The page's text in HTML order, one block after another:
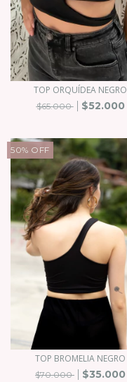
TOP ORQUÍDEA NEGRO
$65.000 $52.000
50% OFF
TOP BROMELIA NEGRO
$70.000 $35.000